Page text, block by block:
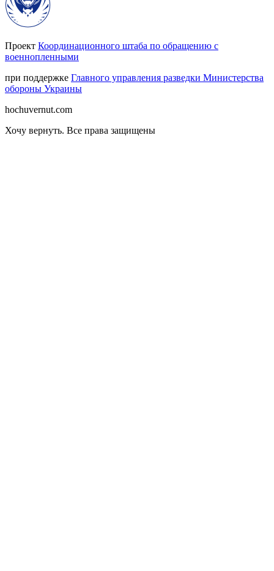
Проект Координационного штаба по обращению с
военнопленными
при поддержке Главного управления разведки Министерства
обороны Украины
hochuvernut.com
Хочу вернуть. Все права защищены